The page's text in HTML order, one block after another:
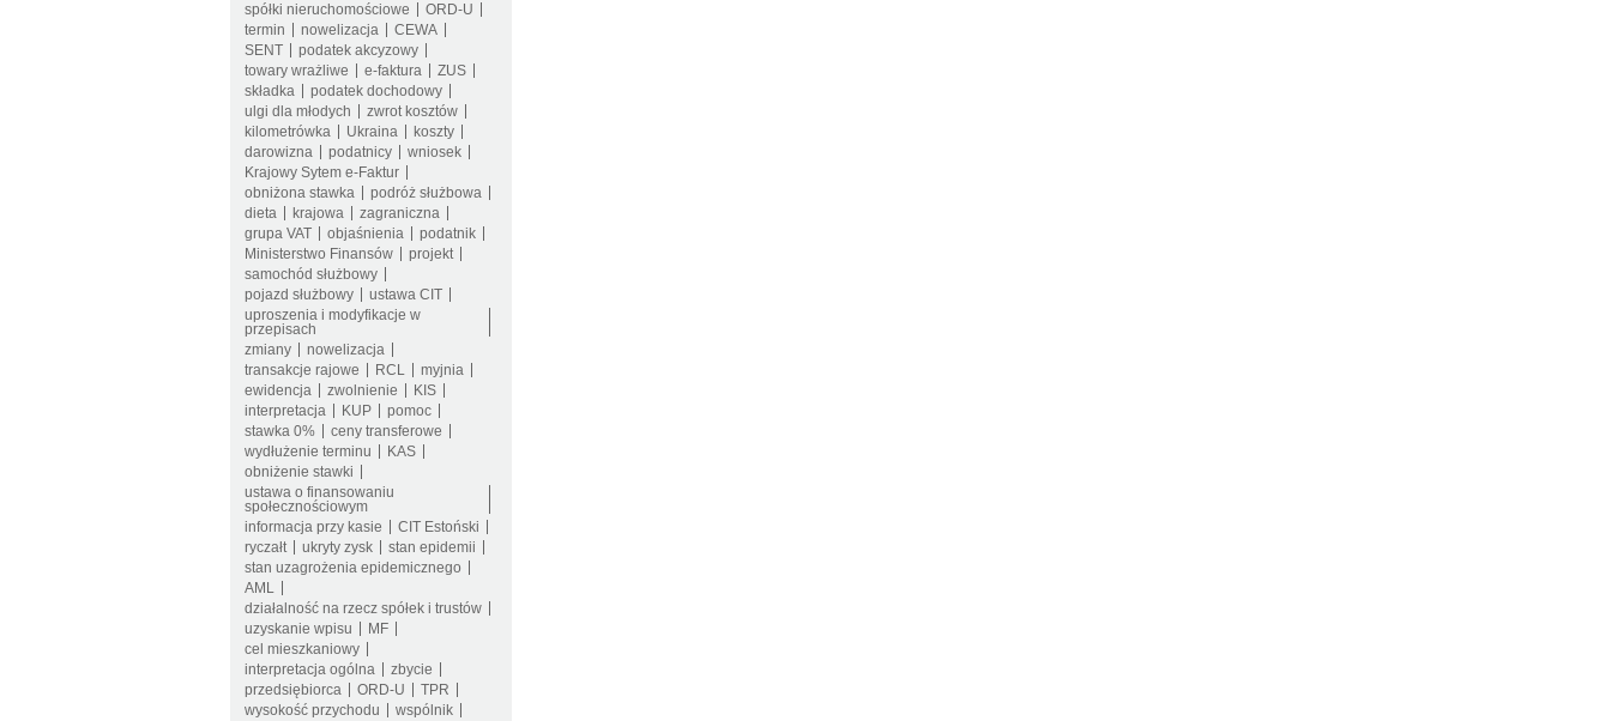
spółki nieruchomościowe
ORD-U
termin
nowelizacja
CEWA
SENT
podatek akcyzowy
towary wrażliwe
e-faktura
ZUS
składka
podatek dochodowy
ulgi dla młodych
zwrot kosztów
kilometrówka
Ukraina
koszty
darowizna
podatnicy
wniosek
Krajowy Sytem e-Faktur
obniżona stawka
podróż służbowa
dieta
krajowa
zagraniczna
grupa VAT
objaśnienia
podatnik
Ministerstwo Finansów
projekt
samochód służbowy
pojazd służbowy
ustawa CIT
uproszenia i modyfikacje w
przepisach
zmiany
nowelizacja
transakcje rajowe
RCL
myjnia
ewidencja
zwolnienie
KIS
interpretacja
KUP
pomoc
stawka 0%
ceny transferowe
wydłużenie terminu
KAS
obniżenie stawki
ustawa o finansowaniu
społecznościowym
informacja przy kasie
CIT Estoński
ryczałt
ukryty zysk
stan epidemii
stan uzagrożenia epidemicznego
AML
działalność na rzecz spółek i trustów
uzyskanie wpisu
MF
cel mieszkaniowy
interpretacja ogólna
zbycie
przedsiębiorca
ORD-U
TPR
wysokość przychodu
wspólnik